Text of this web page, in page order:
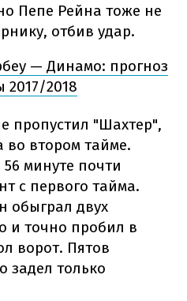
Пепе Рейна тоже не
отбив удар.
— Динамо: прогноз
2017/2018
пропустил "Шахтер",
во втором тайме.
минуте почти
с первого тайма.
обыграл двух
и точно пробил в
ворот. Пятов
задел только